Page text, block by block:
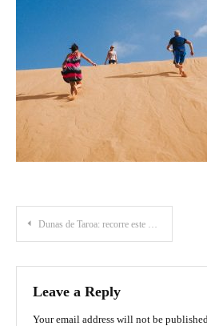
Post
navigation
Dunas de Taroa: recorre este majestuoso desierto en la Guajira
Leave a Reply
Your email address will not be